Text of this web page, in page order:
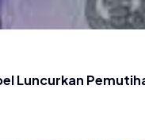
Luncurkan